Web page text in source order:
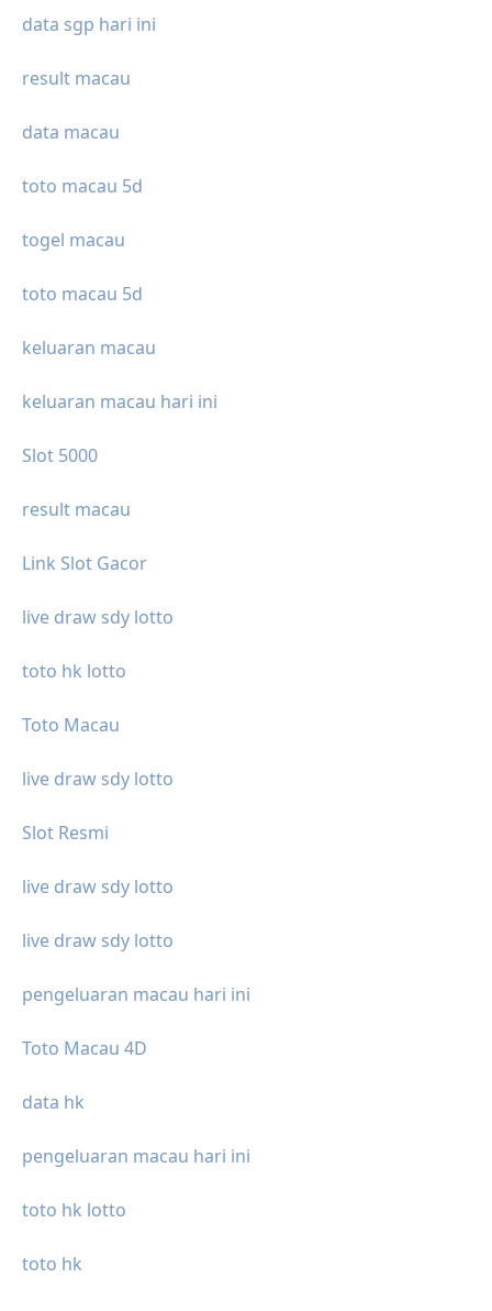
data sgp hari ini
result macau
data macau
toto macau 5d
togel macau
toto macau 5d
keluaran macau
keluaran macau hari ini
Slot 5000
result macau
Link Slot Gacor
live draw sdy lotto
toto hk lotto
Toto Macau
live draw sdy lotto
Slot Resmi
live draw sdy lotto
live draw sdy lotto
pengeluaran macau hari ini
Toto Macau 4D
data hk
pengeluaran macau hari ini
toto hk lotto
toto hk